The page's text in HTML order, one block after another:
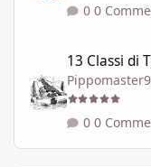
0
13 Classi di
0